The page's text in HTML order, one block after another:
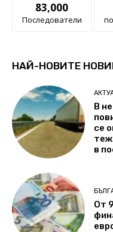
83,000
Последователи
НАЙ-НОВИТЕ
В
се
в
От